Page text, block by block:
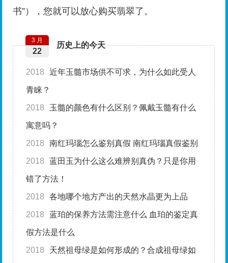
书”），您就可以放心购买翡翠了。
历史上的今天
3 月
22
2018 近年玉髓市场供不可求，为什么如此受人
青睐？
2018 玉髓的颜色有什么区别？佩戴玉髓有什么
寓意吗？
2018 南红玛瑙怎么鉴别真假 南红玛瑙真假鉴别
2018 蓝田玉为什么这么难辨别真伪？只是你用
错了方法！
2018 各地哪个地方产出的天然水晶更为上品
2018 蓝珀的保养方法需注意什么 血珀的鉴定真
假方法是什么
2018 天然祖母绿是如何形成的？合成祖母绿如